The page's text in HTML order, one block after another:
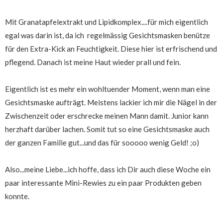
Mit Granatapfelextrakt und Lipidkomplex....für mich eigentlich
egal was darin ist, da ich regelmässig Gesichtsmasken benütze
für den Extra-Kick an Feuchtigkeit. Diese hier ist erfrischend und
pflegend. Danach ist meine Haut wieder prall und fein.
Eigentlich ist es mehr ein wohltuender Moment, wenn man eine
Gesichtsmaske aufträgt. Meistens lackier ich mir die Nägel in der
Zwischenzeit oder erschrecke meinen Mann damit. Junior kann
herzhaft darüber lachen. Somit tut so eine Gesichtsmaske auch
der ganzen Familie gut...und das für sooooo wenig Geld! ;o)
Also...meine Liebe...ich hoffe, dass ich Dir auch diese Woche ein
paar interessante Mini-Rewies zu ein paar Produkten geben
konnte.